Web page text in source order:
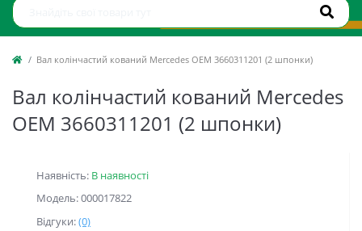
Вал колінчастий кований Mercedes ОЕМ 3660311201 (2 шпонки)
Вал колінчастий кований Mercedes
ОЕМ 3660311201 (2 шпонки)
Наявність: В наявності
Модель: 000017822
Відгуки:(0)